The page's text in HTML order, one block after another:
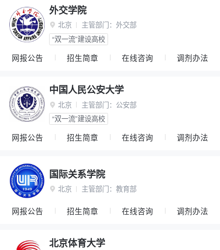
外交学院
 北京 主管部门： 外交部
“双一流”建设高校
网报公告 招生简章 在线咨询 调剂办法
中国人民公安大学
 北京 主管部门： 公安部
“双一流”建设高校
网报公告 招生简章 在线咨询 调剂办法
国际关系学院
 北京 主管部门： 教育部
网报公告 招生简章 在线咨询 调剂办法
北京体育大学